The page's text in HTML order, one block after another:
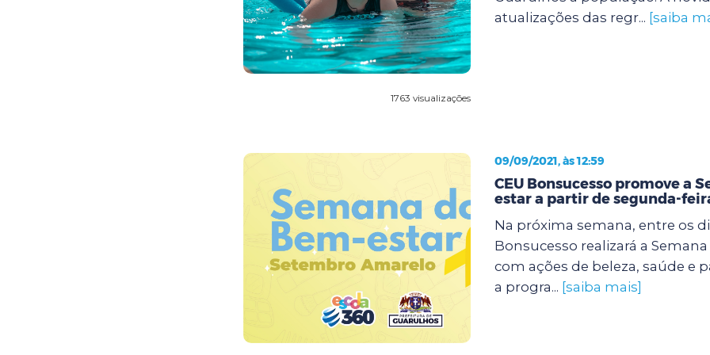
1763 visualizações
atualizações das regr... [saiba
09/09/2021, às 12:59
CEU Bonsucesso promove a
estar a partir de segunda-
Na próxima semana, entre os
Bonsucesso realizará a
com ações de beleza, saúde e
a progra... [saiba mais]